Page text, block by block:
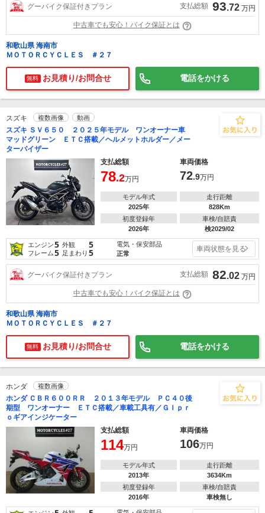
グーバイク保証付きプラン 支払総額 93.72 万円
中古車でも安心！バイク保証とは
和歌山県 海南市
ＭＯＴＯＲＣＹＣＬＥＳ ＃２７
無料 お見積り/お問合せ 電話をかける
スズキ 複数画像 動画
スズキ ＳＶ６５０ ２０２５年モデル ワンオーナー車
マッドグリーン ＥＴＣ搭載／ヘルメットホルダー／メー
ターバイザー
支払総額
車両価格
78.2万円 72.9万円
モデル年式
2025年
走行距離
828Km
初度登録年
2026年
車検/自賠責
検2029/02
エンジン5 外観 5
フレーム5 足まわり 5
電気・保安部品
正常
車両状態を見る
グーバイク保証付きプラン 支払総額 82.02 万円
中古車でも安心！バイク保証とは
和歌山県 海南市
ＭＯＴＯＲＣＹＣＬＥＳ ＃２７
無料 お見積り/お問合せ 電話をかける
ホンダ 複数画像
ホンダ ＣＢＲ６００ＲＲ ２０１３年モデル ＰＣ４０後
期型 ワンオーナー ＥＴＣ搭載／車載工具有／ＧＩｐｒ
ｏギアインジケーター
支払総額
車両価格
114万円 106万円
モデル年式
2013年
走行距離
3634Km
初度登録年
2016年
車検/自賠責
車検無し